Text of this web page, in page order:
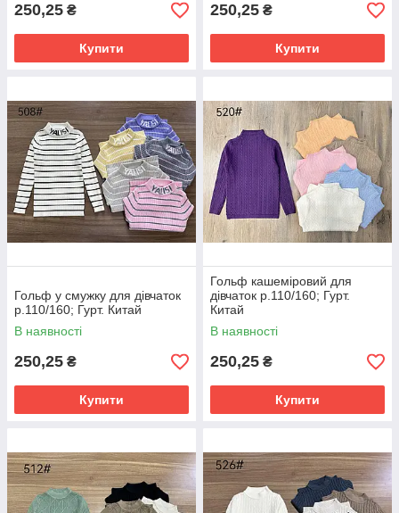
250,25 ₴
Купити
250,25 ₴
Купити
Гольф у смужку для дівчаток
р.110/160; Гурт. Китай
В наявності
250,25 ₴
Купити
Гольф кашеміровий для
дівчаток р.110/160; Гурт.
Китай
В наявності
250,25 ₴
Купити